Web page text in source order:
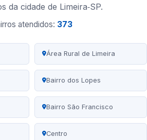
da cidade de Limeira‑SP.
atendidos: 373
Área Rural de Limeira
Bairro dos Lopes
Bairro São Francisco
Centro